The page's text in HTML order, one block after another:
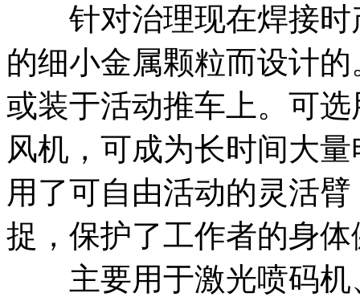
针对治理现在焊接时
的细小金属颗粒而设计
或装于活动推车上。可
风机，可成为长时间大
用了可自由活动的灵活
捉，保护了工作者的身
主要用于激光喷码机